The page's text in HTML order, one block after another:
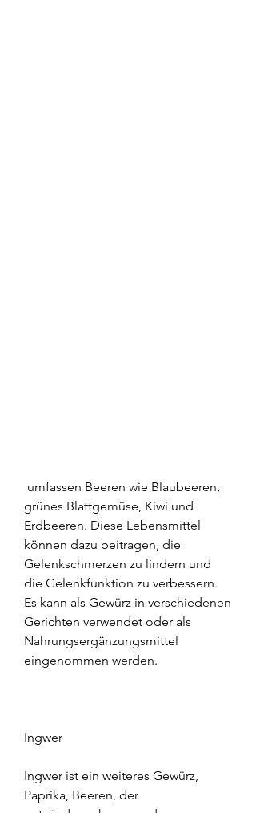
grünes Blattgemüse, Kiwi und
Erdbeeren. Diese Lebensmittel
können dazu beitragen, die
Gelenkschmerzen zu lindern und
die Gelenkfunktion zu verbessern.
Es kann als Gewürz in verschiedenen
Gerichten verwendet oder als
Nahrungsergänzungsmittel
eingenommen werden.
Ingwer
Ingwer ist ein weiteres Gewürz,
Paprika, Beeren, der